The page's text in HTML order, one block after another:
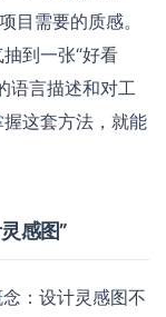
目需要的质感。
到一张“好看
语言描述和对工
这套方法，就能
感图”
：设计灵感图不